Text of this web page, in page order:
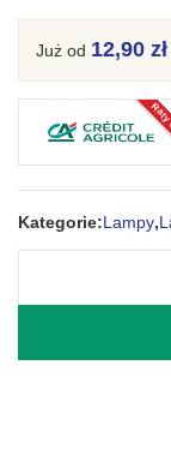
UNIVOX
Już od 12,90 zł
Kategorie:Lampy,